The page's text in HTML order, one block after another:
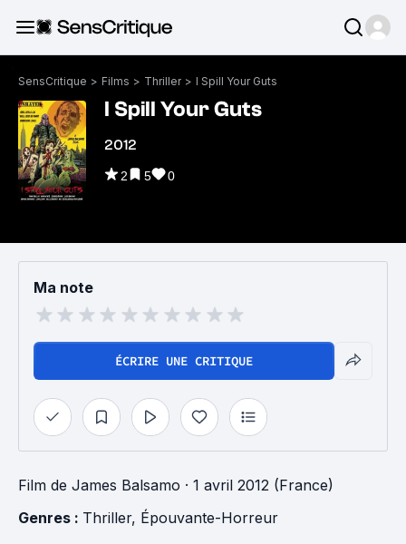
SensCritique > Films > Thriller > I Spill Your Guts
I Spill Your Guts
2012
2 5 0
Ma note
ÉCRIRE UNE CRITIQUE
Film de James Balsamo · 1 avril 2012 (France)
Genres : Thriller, Épouvante-Horreur